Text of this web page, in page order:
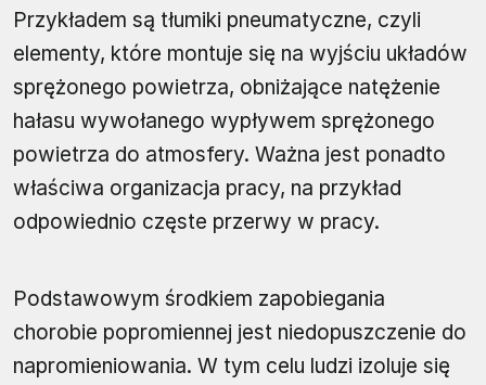
Przykładem są tłumiki pneumatyczne, czyli
elementy, które montuje się na wyjściu układów
sprężonego powietrza, obniżające natężenie
hałasu wywołanego wypływem sprężonego
powietrza do atmosfery. Ważna jest ponadto
właściwa organizacja pracy, na przykład
odpowiednio częste przerwy w pracy.
Podstawowym środkiem zapobiegania
chorobie popromiennej jest niedopuszczenie do
napromieniowania. W tym celu ludzi izoluje się